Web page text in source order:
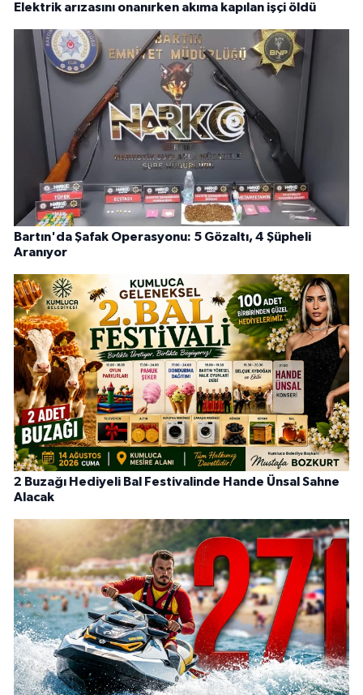
Elektrik arızasını onanırken akıma kapılan işçi öldü
Bartın'da Şafak Operasyonu: 5 Gözaltı, 4 Şüpheli
Aranıyor
2 Buzağı Hediyeli Bal Festivalinde Hande Ünsal Sahne
Alacak